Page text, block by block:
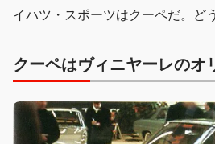
イハツ・スポーツはクーペだ。ど
クーペはヴィニヤーレのオ